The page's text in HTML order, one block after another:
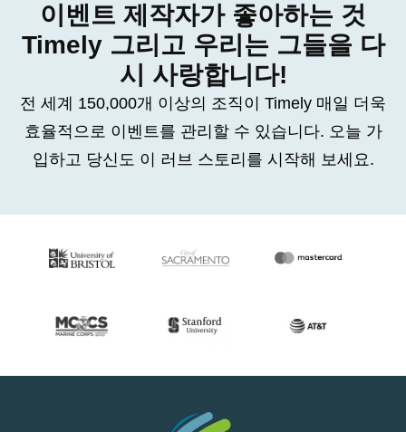
이벤트 제작자가 좋아하는 것
Timely 그리고 우리는 그들을 다
시 사랑합니다!
전 세계 150,000개 이상의 조직이 Timely 매일 더욱
효율적으로 이벤트를 관리할 수 있습니다. 오늘 가
입하고 당신도 이 러브 스토리를 시작해 보세요.